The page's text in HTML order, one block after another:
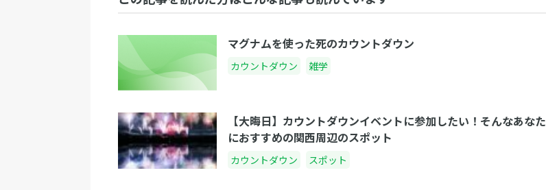
マグナムを使った死のカウントダウン
カウントダウン 雑学
【大晦日】カウントダウンイベントに参加したい！そんなあなた
におすすめの関西周辺のスポット
カウントダウン スポット